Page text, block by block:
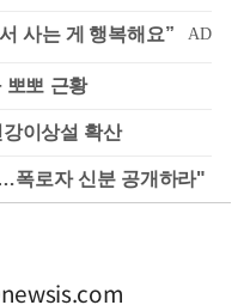
뽀뽀 근황
이상설 확산
폭로자 신분 공개하라"